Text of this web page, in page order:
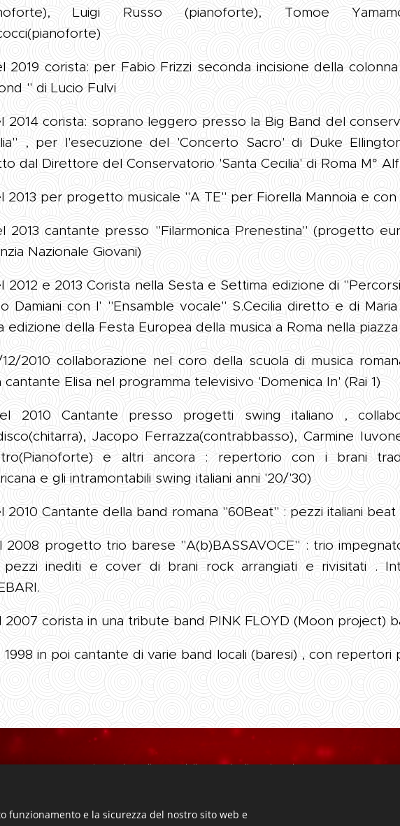
Luigi Russo (pianoforte), Tomoe
2019 corista: per Fabio Frizzi seconda incisione della
" di Lucio Fulvi
2014 corista: soprano leggero presso la Big Band del
, per l'esecuzione del 'Concerto Sacro' di Duke
dal Direttore del Conservatorio 'Santa Cecilia' di Roma M°
2013 per progetto musicale "A TE" per Fiorella Mannoia e con
2013 cantante presso "Filarmonica Prenestina" (progetto
Nazionale Giovani)
2012 e 2013 Corista nella Sesta e Settima edizione di
Damiani con l' "Ensamble vocale" S.Cecilia diretto e di
edizione della Festa Europea della musica a Roma nella
12/2010 collaborazione nel coro della scuola di musica
cantante Elisa nel programma televisivo 'Domenica In' (Rai 1)
2010 Cantante presso progetti swing italiano ,
Jacopo Ferrazza(contrabbasso), Carmine
e altri ancora : repertorio con i brani
e gli intramontabili swing italiani anni '20/'30)
2010 Cantante della band romana "60Beat" : pezzi italiani beat
2008 progetto trio barese "A(b)BASSAVOCE" : trio
inediti e cover di brani rock arrangiati e rivisitati .
2007 corista in una tribute band PINK FLOYD (Moon project)
1998 in poi cantante di varie band locali (baresi) , con repertori
Sito web realizzato dalla Scuola di Musica "Il Pentagramma A.P.S."
C.F. 94067540545 - PEC: ilpentagrammaperugia@pec.it - E-mail:
funzionamento e la sicurezza del nostro sito web e